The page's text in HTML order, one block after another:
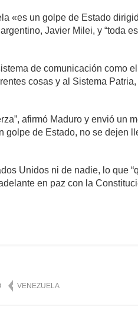
«es un golpe de Estado
Javier Milei, y “toda
de comunicación como
cosas y al Sistema
afirmó Maduro y envió un
golpe de Estado, no se dejen
Unidos ni de nadie, lo que
en paz con la
VENEZUELA